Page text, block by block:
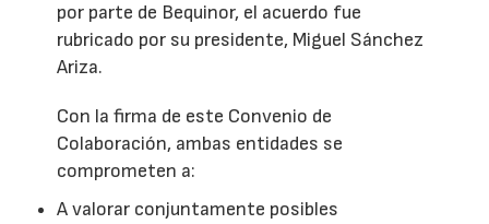
por parte de Bequinor, el acuerdo fue
rubricado por su presidente, Miguel Sánchez
Ariza.
Con la firma de este Convenio de
Colaboración, ambas entidades se
comprometen a:
A valorar conjuntamente posibles